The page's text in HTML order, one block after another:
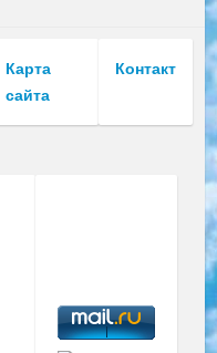
Карта
сайта
Контакт